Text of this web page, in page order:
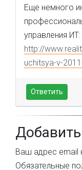
Еще немного
управления ИТ:
http://
uchitsya-v-
Ответить
Ваш адрес email
Обязательные